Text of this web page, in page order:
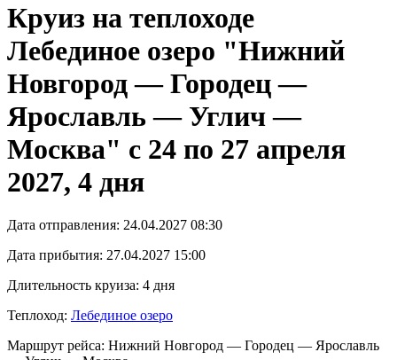
Круиз на теплоходе
Лебединое озеро "Нижний
Новгород — Городец —
Ярославль — Углич —
Москва" с 24 по 27 апреля
2027, 4 дня
Дата отправления: 24.04.2027 08:30
Дата прибытия: 27.04.2027 15:00
Длительность круиза: 4 дня
Теплоход: Лебединое озеро
Маршрут рейса: Нижний Новгород — Городец — Ярославль